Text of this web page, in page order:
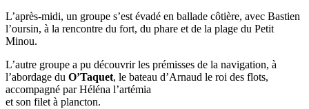
L’après-midi, un groupe s’est évadé en ballade côtière, avec Bastien
l’oursin, à la rencontre du fort, du phare et de la plage du Petit
Minou.
L’autre groupe a pu découvrir les prémisses de la navigation, à
l’abordage du O’Taquet, le bateau d’Arnaud le roi des flots,
accompagné par Héléna l’artémia
et son filet à plancton.